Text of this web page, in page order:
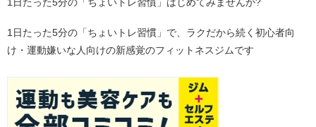
1日たった5分の「ちょいトレ習慣」で、ラクだから続く初心者向
け・運動嫌いな人向けの新感覚のフィットネスジムです